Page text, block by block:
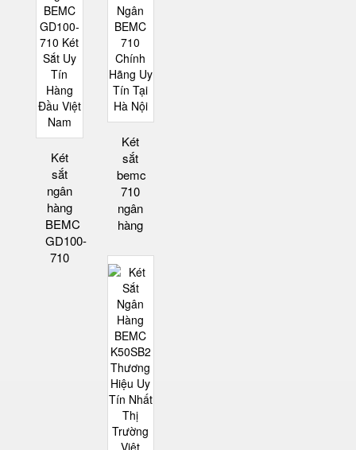
Két
sắt
ngân
hàng
BEMC
GD100-
710
Két
sắt
bemc
710
ngân
hàng